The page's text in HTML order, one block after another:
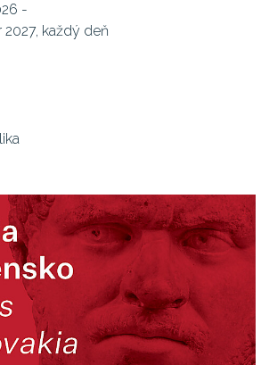
-
2027, každý deň